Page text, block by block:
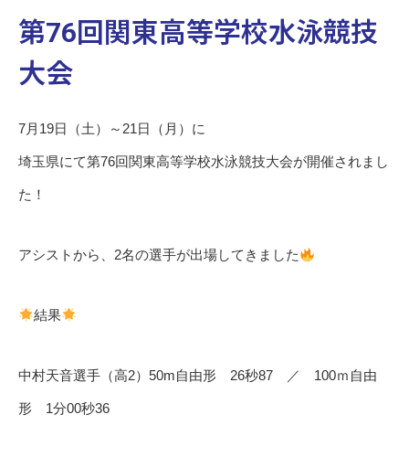
第76回関東高等学校水泳競技
大会
7月19日（土）～21日（月）に
埼玉県にて第76回関東高等学校水泳競技大会が開催されまし
た！
アシストから、2名の選手が出場してきました
結果
中村天音選手（高2）50m自由形 26秒87 ／ 100ｍ自由
形 1分00秒36